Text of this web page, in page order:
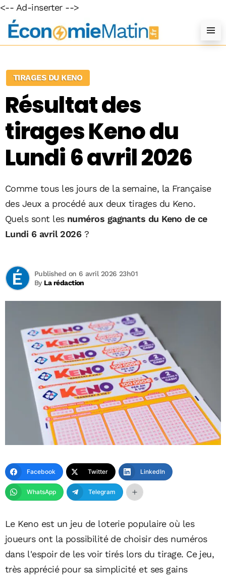
<-- Ad-inserter -->
TIRAGES DU KENO
Résultat des
tirages Keno du
Lundi 6 avril 2026
Comme tous les jours de la semaine, la Française
des Jeux a procédé aux deux tirages du Keno.
Quels sont les numéros gagnants du Keno de ce
Lundi 6 avril 2026 ?
By La rédaction
Published on 6 avril 2026 23h01
Facebook Twitter LinkedIn
WhatsApp Telegram
Le Keno est un jeu de loterie populaire où les
joueurs ont la possibilité de choisir des numéros
dans l'espoir de les voir tirés lors du tirage. Ce jeu,
très apprécié pour sa simplicité et ses gains